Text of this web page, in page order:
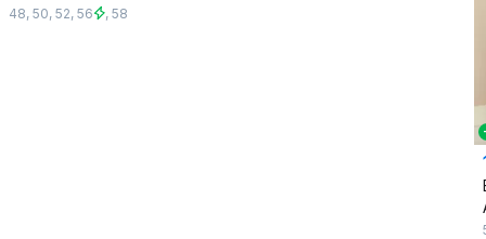
48, 50, 52, 56 , 58